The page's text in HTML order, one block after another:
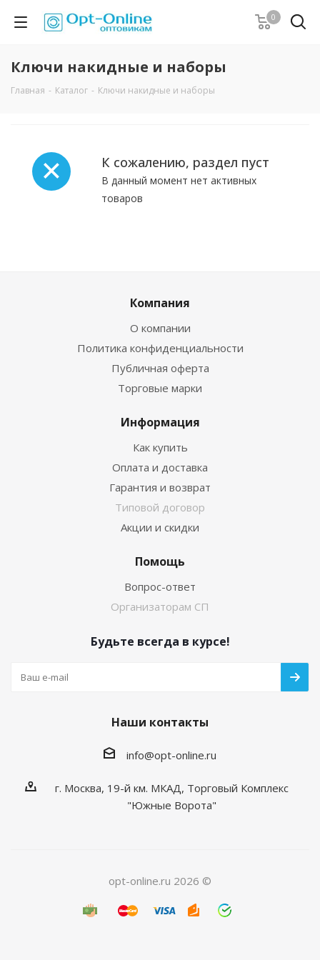
0
Ключи накидные и наборы
Главная - Каталог - Ключи накидные и наборы
К сожалению, раздел пуст
В данный момент нет активных
товаров
Компания
О компании
Политика конфиденциальности
Публичная оферта
Торговые марки
Информация
Как купить
Оплата и доставка
Гарантия и возврат
Типовой договор
Акции и скидки
Помощь
Вопрос-ответ
Организаторам СП
Будьте всегда в курсе!
Наши контакты
info@opt-online.ru
г. Москва, 19-й км. МКАД, Торговый Комплекс
"Южные Ворота"
opt-online.ru 2026 ©